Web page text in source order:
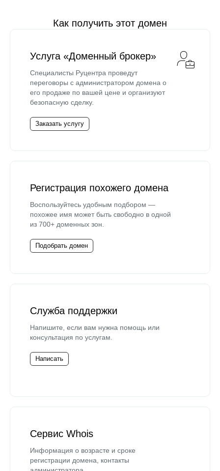
Как получить этот домен
Услуга «Доменный брокер»
Специалисты Руцентра проведут
переговоры с администратором домена о
его продаже по вашей цене и организуют
безопасную сделку.
Заказать услугу
Регистрация похожего домена
Воспользуйтесь удобным подбором —
похожее имя может быть свободно в одной
из 700+ доменных зон.
Подобрать домен
Служба поддержки
Напишите, если вам нужна помощь или
консультация по услугам.
Написать
Сервис Whois
Информация о возрасте и сроке
регистрации домена, контакты